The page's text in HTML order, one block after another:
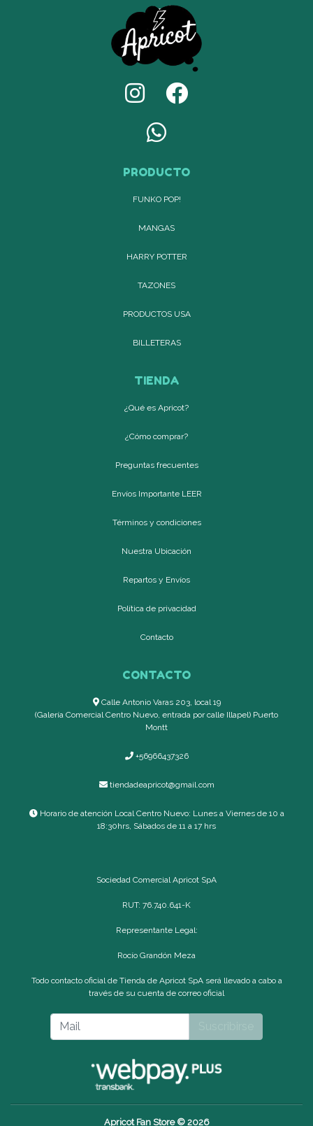
PRODUCTO
FUNKO POP!
MANGAS
HARRY POTTER
TAZONES
PRODUCTOS USA
BILLETERAS
TIENDA
¿Qué es Apricot?
¿Cómo comprar?
Preguntas frecuentes
Envíos Importante LEER
Términos y condiciones
Nuestra Ubicación
Repartos y Envíos
Política de privacidad
Contacto
CONTACTO
Calle Antonio Varas 203, local 19
(Galería Comercial Centro Nuevo, entrada por calle Illapel) Puerto
Montt
+56966437326
tiendadeapricot@gmail.com
Horario de atención Local Centro Nuevo: Lunes a Viernes de 10 a
18:30hrs, Sábados de 11 a 17 hrs
Sociedad Comercial Apricot SpA
RUT: 76.740.641-K
Representante Legal:
Rocío Grandón Meza
Todo contacto oficial de Tienda de Apricot SpA será llevado a cabo a
través de su cuenta de correo oficial
Apricot Fan Store © 2026